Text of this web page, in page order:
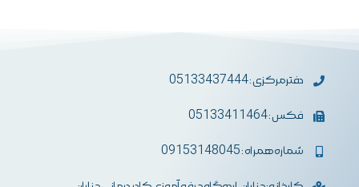
دفترمرکزی : 05133437444
فکس : 05133411464
شماره همراه : 09153148045